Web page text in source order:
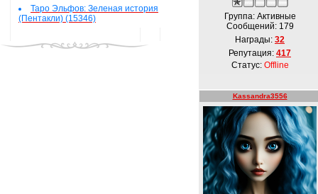
Таро Эльфов: Зеленая история
(Пентакли) (15346)
Группа: Активные
Сообщений: 179
Награды: 32
Репутация: 417
Статус: Offline
Kassandra3556